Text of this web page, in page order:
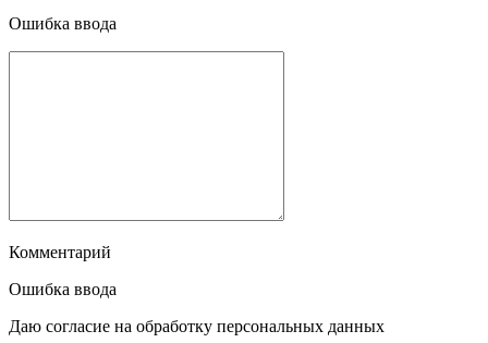
Ошибка ввода
Комментарий
Ошибка ввода
Даю согласие на обработку персональных данных